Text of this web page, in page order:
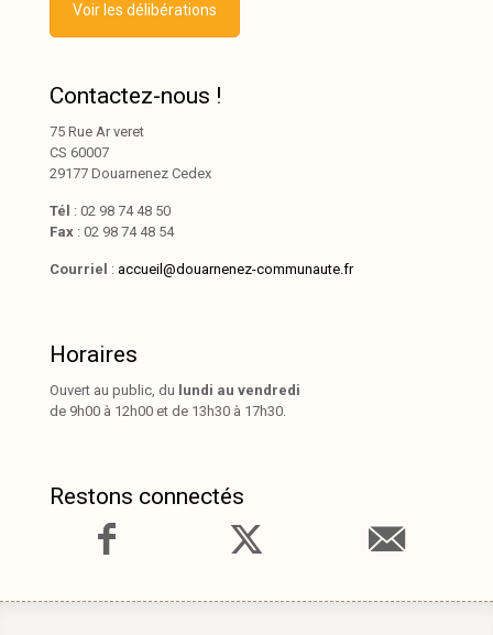
Voir les délibérations
Contactez-nous !
75 Rue Ar veret
CS 60007
29177 Douarnenez Cedex
Tél : 02 98 74 48 50
Fax : 02 98 74 48 54
Courriel : accueil@douarnenez-communaute.fr
Horaires
Ouvert au public, du lundi au vendredi
de 9h00 à 12h00 et de 13h30 à 17h30.
Restons connectés